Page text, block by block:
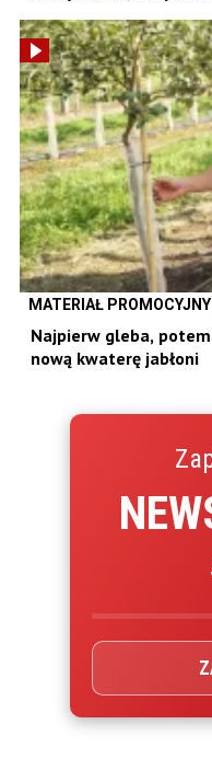
MATERIAŁ PROMOCYJNY
Najpierw gleba,
nową kwaterę jabłoni